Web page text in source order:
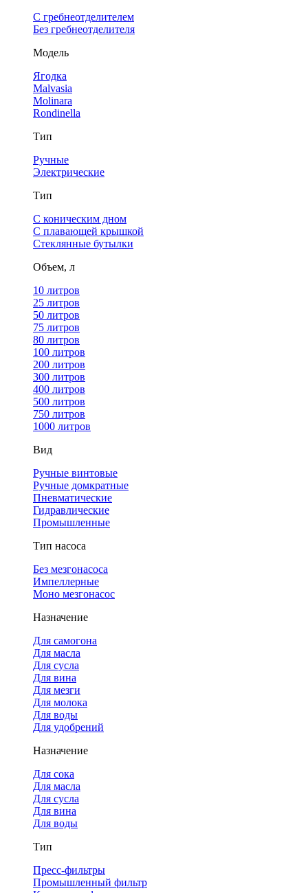
С гребнеотделителем
Без гребнеотделителя
Модель
Ягодка
Malvasia
Molinara
Rondinella
Тип
Ручные
Электрические
Тип
С коническим дном
С плавающей крышкой
Стеклянные бутылки
Объем, л
10 литров
25 литров
50 литров
75 литров
80 литров
100 литров
200 литров
300 литров
400 литров
500 литров
750 литров
1000 литров
Вид
Ручные винтовые
Ручные домкратные
Пневматические
Гидравлические
Промышленные
Тип насоса
Без мезгонасоса
Импеллерные
Моно мезгонасос
Назначение
Для самогона
Для масла
Для сусла
Для вина
Для мезги
Для молока
Для воды
Для удобрений
Назначение
Для сока
Для масла
Для сусла
Для вина
Для воды
Тип
Пресс-фильтры
Промышленный фильтр